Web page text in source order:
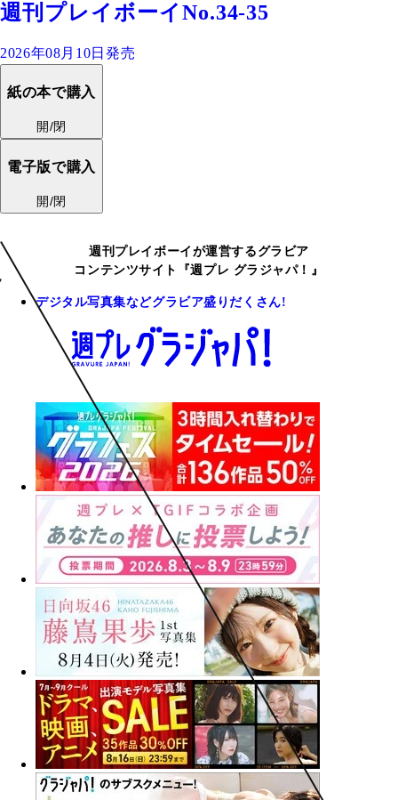
週刊プレイボーイNo.34-35
2026年08月10日発売
紙の本で購入
開/閉
電子版で購入
開/閉
週刊プレイボーイが運営するグラビア
コンテンツサイト『週プレ グラジャパ！』
デジタル写真集などグラビア盛りだくさん!